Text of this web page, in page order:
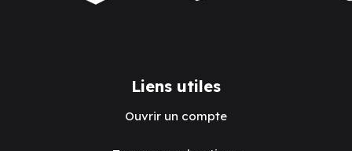
Liens utiles
Ouvrir un compte